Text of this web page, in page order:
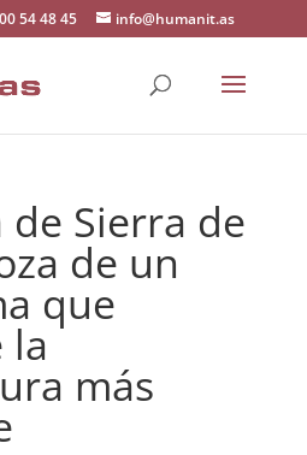
54 48 45 info@humanit.as
de Sierra de
de un
que
la
más